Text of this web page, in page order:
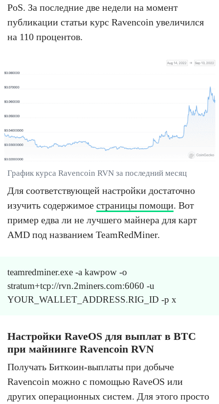
PoS. За последние две недели на момент
публикации статьи курс Ravencoin увеличился
на 110 процентов.
График курса Ravencoin RVN за последний месяц
Для соответствующей настройки достаточно
изучить содержимое страницы помощи. Вот
пример едва ли не лучшего майнера для карт
AMD под названием TeamRedMiner.
teamredminer.exe -a kawpow -o
stratum+tcp://rvn.2miners.com:6060 -u
YOUR_WALLET_ADDRESS.RIG_ID -p x
Настройки RaveOS для выплат в BTC
при майнинге Ravencoin RVN
Получать Биткоин-выплаты при добыче
Ravencoin можно с помощью RaveOS или
других операционных систем. Для этого просто